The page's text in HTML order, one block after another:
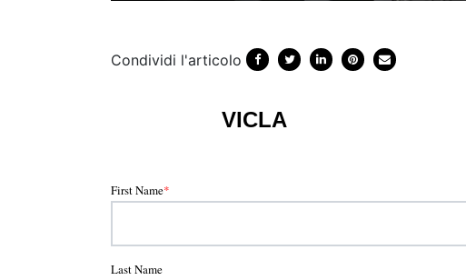
Condividi l'articolo
VICLA
First Name*
Last Name